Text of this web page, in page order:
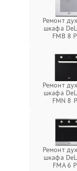
Ремонт
шкафа
FMB 8
Ремонт
шкафа
FMN 8
Ремонт
шкафа
FMA 6